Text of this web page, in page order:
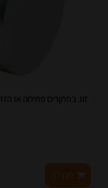
זוג בפתןרים פתיחה או
לעגלה